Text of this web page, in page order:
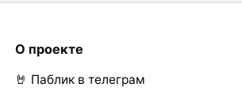
О проекте
🤘 Паблик в телеграм